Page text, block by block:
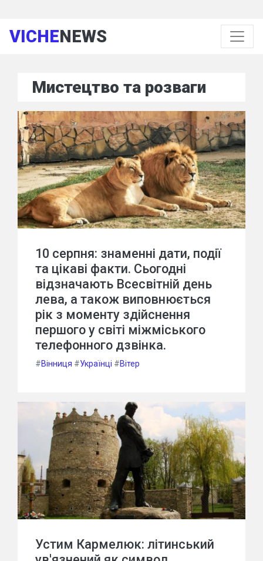
VICHENEWS
Мистецтво та розваги
10 серпня: знаменні дати, події
та цікаві факти. Сьогодні
відзначають Всесвітній день
лева, а також виповнюється
рік з моменту здійснення
першого у світі міжміського
телефонного дзвінка.
#Вінниця #Українці #Вітер
Устим Кармелюк: літинський